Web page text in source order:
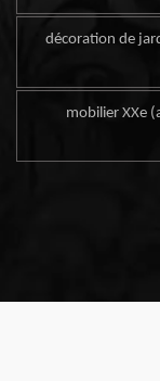
décoration de
mobilier XXe